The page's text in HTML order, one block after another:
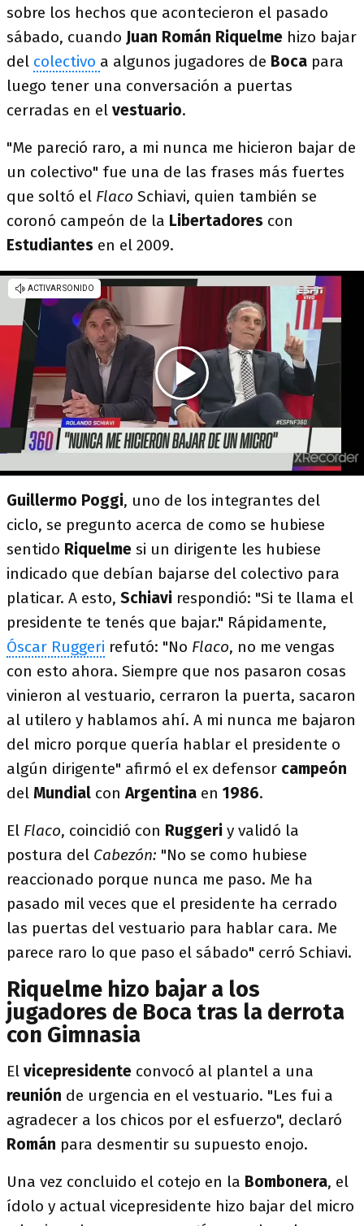
sobre los hechos que acontecieron el pasado
sábado, cuando Juan Román Riquelme hizo bajar
del colectivo a algunos jugadores de Boca para
luego tener una conversación a puertas
cerradas en el vestuario.
"Me pareció raro, a mi nunca me hicieron bajar de
un colectivo" fue una de las frases más fuertes
que soltó el Flaco Schiavi, quien también se
coronó campeón de la Libertadores con
Estudiantes en el 2009.
Guillermo Poggi, uno de los integrantes del
ciclo, se pregunto acerca de como se hubiese
sentido Riquelme si un dirigente les hubiese
indicado que debían bajarse del colectivo para
platicar. A esto, Schiavi respondió: "Si te llama el
presidente te tenés que bajar." Rápidamente,
Óscar Ruggeri refutó: "No Flaco, no me vengas
con esto ahora. Siempre que nos pasaron cosas
vinieron al vestuario, cerraron la puerta, sacaron
al utilero y hablamos ahí. A mi nunca me bajaron
del micro porque quería hablar el presidente o
algún dirigente" afirmó el ex defensor campeón
del Mundial conArgentina en 1986.
El Flaco, coincidió con Ruggeri y validó la
postura del Cabezón: "No se como hubiese
reaccionado porque nunca me paso. Me ha
pasado mil veces que el presidente ha cerrado
las puertas del vestuario para hablar cara. Me
parece raro lo que paso el sábado" cerró Schiavi.
Riquelme hizo bajar a los
jugadores de Boca tras la derrota
con Gimnasia
El vicepresidente convocó al plantel a una
reunión de urgencia en el vestuario. "Les fui a
agradecer a los chicos por el esfuerzo", declaró
Román para desmentir su supuesto enojo.
Una vez concluido el cotejo en la Bombonera, el
ídolo y actual vicepresidente hizo bajar del micro